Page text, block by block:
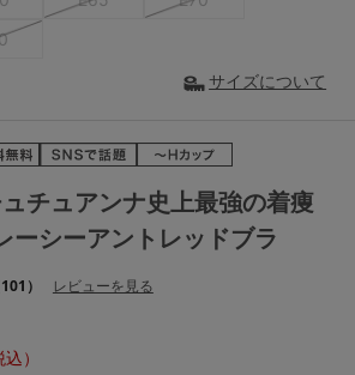
サイズの表示を閉じる
チュアンナ史上最強の着痩
シーアントレッドブラ
101）
レビューを見る
込）
サイズについて